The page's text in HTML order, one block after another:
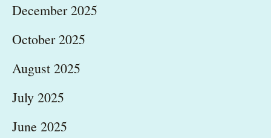
December 2025
October 2025
August 2025
July 2025
June 2025